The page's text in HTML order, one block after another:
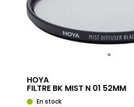
HOYA
FILTRE BK MIST N 01 52MM
En stock